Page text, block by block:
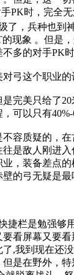
PK时，完全
，兵种也到神
现象 。但是
多的对手PK
弓这个职业的
美只给了20
可以只有
质疑的，在
是敌人刚进
，装备差点
的弓无疑是最
栏是勉强够用
看屏幕又要
,我到现在还
是在野外，